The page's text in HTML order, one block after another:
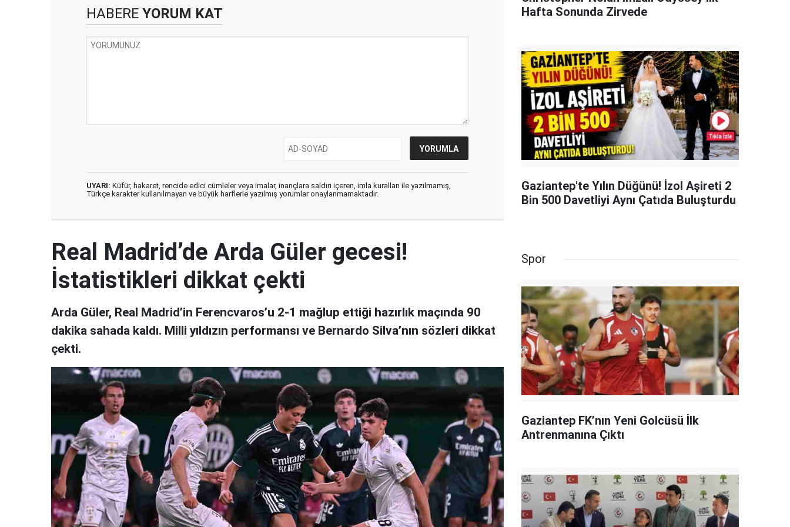
HABERE YORUM KAT
UYARI: Küfür, hakaret, rencide edici cümleler veya imalar, inançlara saldırı içeren, imla kuralları ile yazılmamış,
Türkçe karakter kullanılmayan ve büyük harflerle yazılmış yorumlar onaylanmamaktadır.
Hafta Sonunda Zirvede
Gaziantep'te Yılın Düğünü! İzol Aşireti 2
Bin 500 Davetliyi Aynı Çatıda Buluşturdu
Real Madrid’de Arda Güler gecesi!
İstatistikleri dikkat çekti
Arda Güler, Real Madrid’in Ferencvaros’u 2-1 mağlup ettiği hazırlık maçında 90
dakika sahada kaldı. Milli yıldızın performansı ve Bernardo Silva’nın sözleri dikkat
çekti.
Spor
Gaziantep FK’nın Yeni Golcüsü İlk
Antrenmanına Çıktı